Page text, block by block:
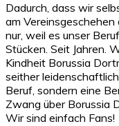
Dadurch, dass wir
am
nur, weil es unser
Stücken. Seit Jahren.
Kindheit Borussia
seither
Beruf, sondern eine
Zwang über Borussia
Wir sind einfach Fans!